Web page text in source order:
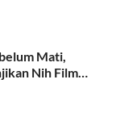
Mati,
Nih Film…